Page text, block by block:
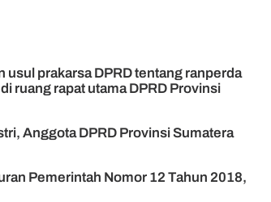
usul prakarsa DPRD tentang ranperda
ruang rapat utama DPRD Provinsi
Anggota DPRD Provinsi Sumatera
Pemerintah Nomor 12 Tahun 2018,